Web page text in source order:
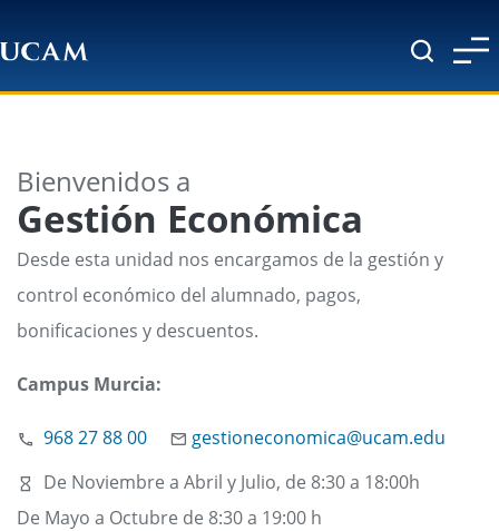
Bienvenidos a
Gestión Económica
Desde esta unidad nos encargamos de la gestión y
control económico del alumnado, pagos,
bonificaciones y descuentos.
Campus Murcia:
968 27 88 00
gestioneconomica@ucam.edu
De Noviembre a Abril y Julio, de 8:30 a 18:00h
De Mayo a Octubre de 8:30 a 19:00 h